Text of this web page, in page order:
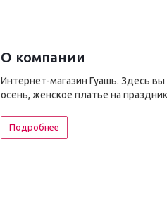
О компании
Интернет-магазин Гуашь. Здесь
осень, женское платье на
Подробнее